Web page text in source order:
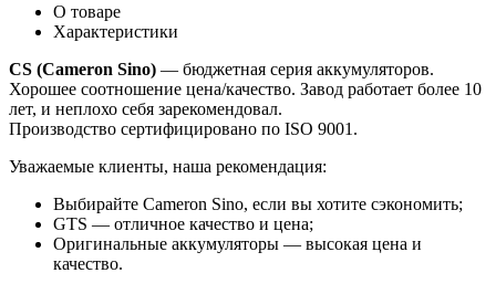
О товаре
Характеристики
CS (Cameron Sino) — бюджетная серия аккумуляторов.
Хорошее соотношение цена/качество. Завод работает более 10
лет, и неплохо себя зарекомендовал.
Производство сертифицировано по ISO 9001.
Уважаемые клиенты, наша рекомендация:
Выбирайте Cameron Sino, если вы хотите сэкономить;
GTS — отличное качество и цена;
Оригинальные аккумуляторы — высокая цена и
качество.